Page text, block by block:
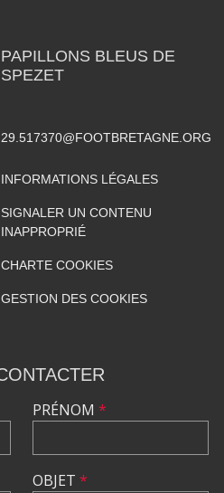
PAPILLONS BLEUS DE
SPEZET
29.517370@FOOTBRETAGNE.ORG
INFORMATIONS LÉGALES
SIGNALER UN CONTENU
INAPPROPRIÉ
CHARTE COOKIES
GESTION DES COOKIES
PRÉNOM *
OBJET *